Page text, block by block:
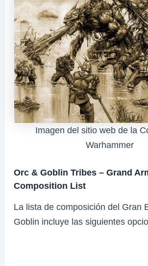
Imagen del sitio web de la
Warhammer
Orc & Goblin Tribes – Grand
Composition List
La lista de composición del Gran
Goblin incluye las siguientes